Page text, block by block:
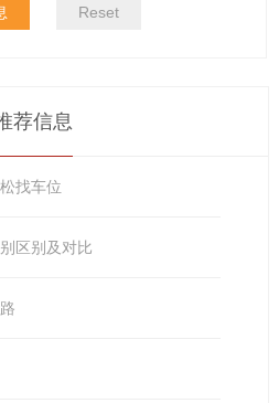
荐信息
找车位
区别及对比